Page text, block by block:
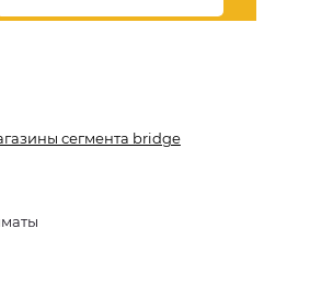
сегмента bridge